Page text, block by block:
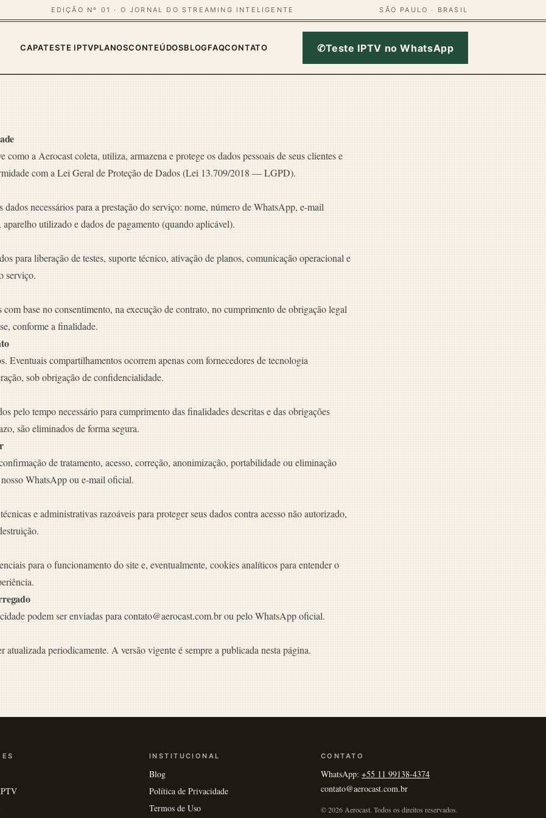
EDIÇÃO Nº 01 · O JORNAL DO STREAMING INTELIGENTE SÃO PAULO · BRASIL
CAPATESTE IPTVPLANOSCONTEÚDOSBLOGFAQCONTATO ✆Teste IPTV no WhatsApp
como a Aerocast coleta, utiliza, armazena e protege os dados pessoais de seus clientes e
com a Lei Geral de Proteção de Dados (Lei 13.709/2018 — LGPD).
dados necessários para a prestação do serviço: nome, número de WhatsApp, e-mail
utilizado e dados de pagamento (quando aplicável).
para liberação de testes, suporte técnico, ativação de planos, comunicação operacional e
serviço.
com base no consentimento, na execução de contrato, no cumprimento de obrigação legal
conforme a finalidade.
Eventuais compartilhamentos ocorrem apenas com fornecedores de tecnologia
sob obrigação de confidencialidade.
pelo tempo necessário para cumprimento das finalidades descritas e das obrigações
são eliminados de forma segura.
de tratamento, acesso, correção, anonimização, portabilidade ou eliminação
WhatsApp ou e-mail oficial.
e administrativas razoáveis para proteger seus dados contra acesso não autorizado,
para o funcionamento do site e, eventualmente, cookies analíticos para entender o
podem ser enviadas para contato@aerocast.com.br ou pelo WhatsApp oficial.
atualizada periodicamente. A versão vigente é sempre a publicada nesta página.
INSTITUCIONAL
Blog
Política de Privacidade
Termos de Uso
CONTATO
WhatsApp: +55 11 99138-4374
contato@aerocast.com.br
© 2026 Aerocast. Todos os direitos reservados.